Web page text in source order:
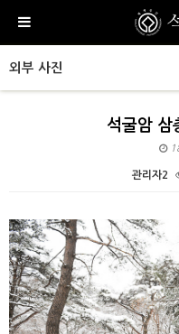
외부 사진
석굴암 삼
관리자2